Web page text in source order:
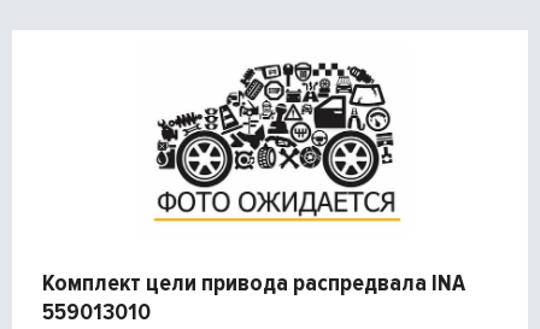
Комплект цели привода распредвала INA
559013010